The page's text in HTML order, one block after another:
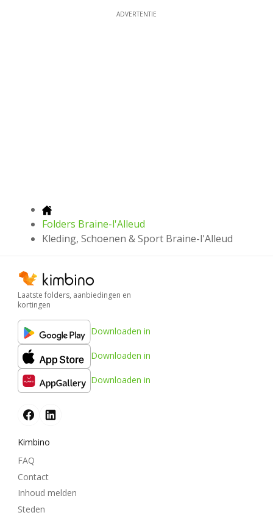
ADVERTENTIE
Folders Braine-l'Alleud
Kleding, Schoenen & Sport Braine-l'Alleud
Laatste folders, aanbiedingen en
kortingen
Downloaden in
Downloaden in
Downloaden in
Kimbino
FAQ
Contact
Inhoud melden
Steden